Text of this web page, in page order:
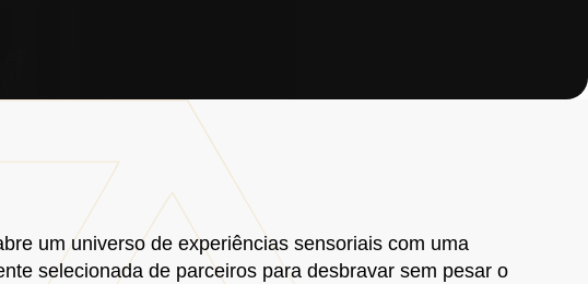
um universo de experiências sensoriais com uma
selecionada de parceiros para desbravar sem pesar o